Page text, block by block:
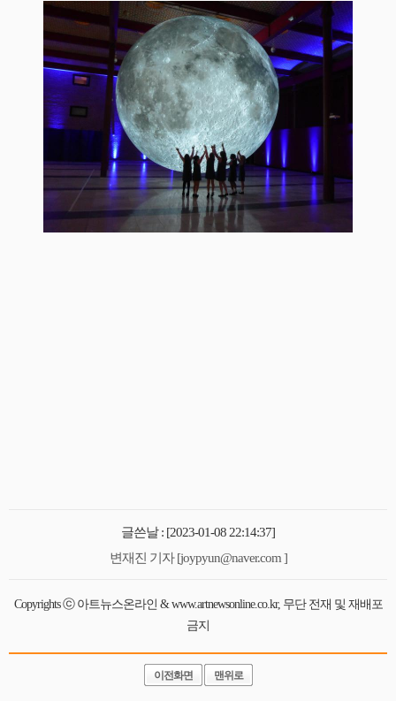
글쓴날 : [2023-01-08 22:14:37]
변재진 기자 [joypyun@naver.com ]
Copyrights ⓒ 아트뉴스온라인 & www.artnewsonline.co.kr, 무단 전재 및 재배포
금지
이전화면 맨위로